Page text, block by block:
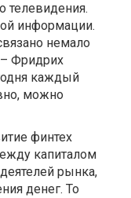
телевидения.
информации.
немало
– Фридрих
каждый
можно
финтех
капиталом
рынка,
денег. То